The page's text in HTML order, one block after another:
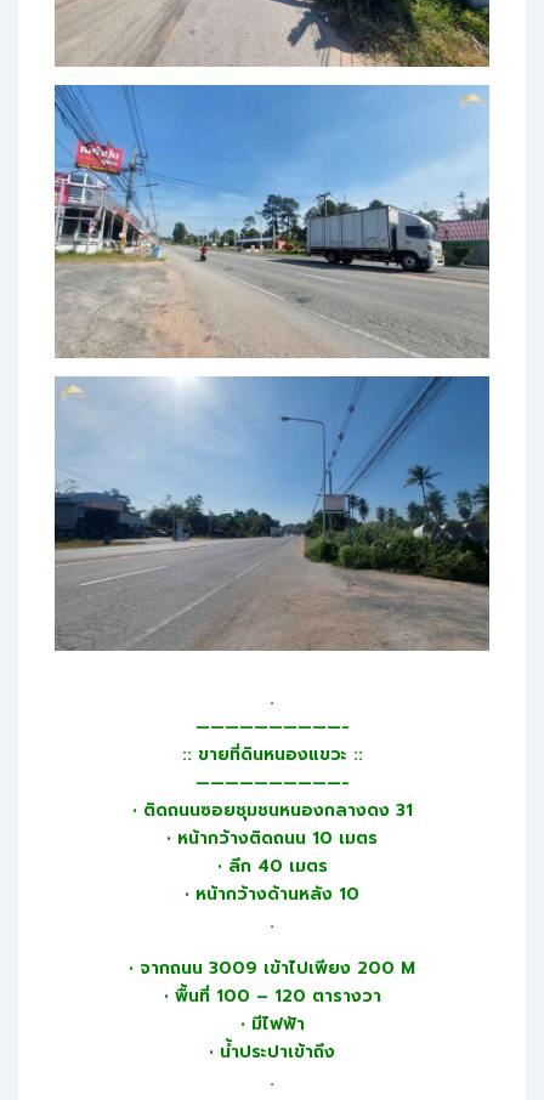
.
——————————-
:: ขายที่ดินหนองแขวะ ::
——————————-
• ติดถนนซอยชุมชนหนองกลางดง 31
• หน้ากว้างติดถนน 10 เมตร
• ลึก 40 เมตร
• หน้ากว้างด้านหลัง 10
.
• จากถนน 3009 เข้าไปเพียง 200 M
• พื้นที่ 100 – 120 ตารางวา
• มีไฟฟ้า
• น้ำประปาเข้าถึง
.